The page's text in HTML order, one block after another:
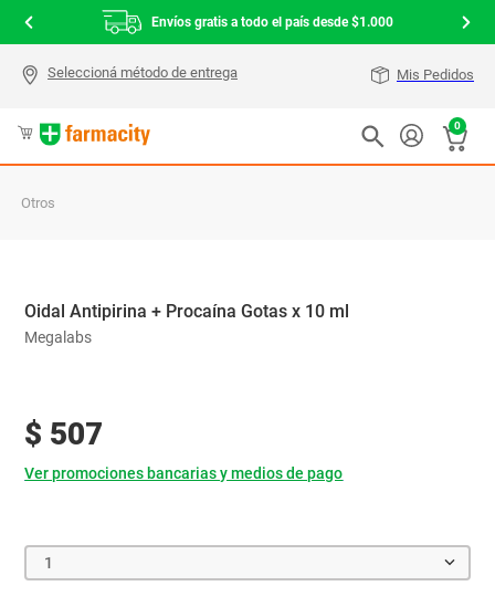
Envíos gratis a todo el país desde $1.000
Mis Pedidos
0
Otros
Oidal Antipirina + Procaína Gotas x 10 ml
Megalabs
$ 507
Ver promociones bancarias y medios de pago
1